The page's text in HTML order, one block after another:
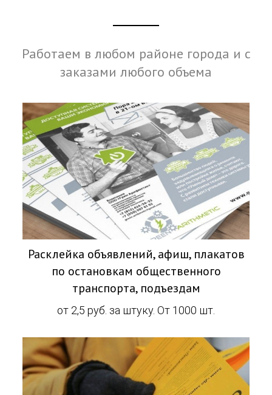
Работаем в любом районе города и с
заказами любого объема
Расклейка объявлений, афиш, плакатов
по остановкам общественного
транспорта, подъездам
от 2,5 руб. за штуку. От 1000 шт.